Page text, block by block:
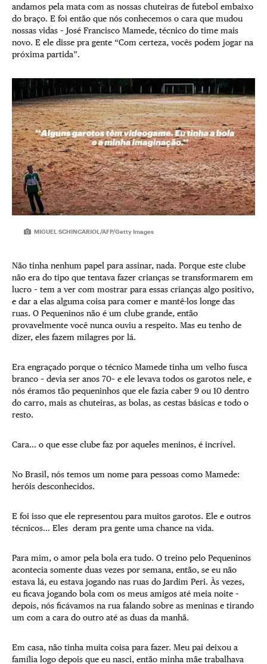
andamos pela mata com as nossas chuteiras de futebol embaixo
do braço. E foi então que nós conhecemos o cara que mudou
nossas vidas – José Francisco Mamede, técnico do time mais
novo. E ele disse pra gente “Com certeza, vocês podem jogar na
próxima partida”.
MIGUEL SCHINCARIOL/AFP/Getty Images
Não tinha nenhum papel para assinar, nada. Porque este clube
não era do tipo que tentava fazer crianças se transformarem em
lucro – tem a ver com mostrar para essas crianças algo positivo,
e dar a elas alguma coisa para comer e mantê-los longe das
ruas. O Pequeninos não é um clube grande, então
provavelmente você nunca ouviu a respeito. Mas eu tenho de
dizer, eles fazem milagres por lá.
Era engraçado porque o técnico Mamede tinha um velho fusca
branco – devia ser anos 70– e ele levava todos os garotos nele, e
nós éramos tão pequeninhos que ele fazia caber 9 ou 10 dentro
do carro, mais as chuteiras, as bolas, as cestas básicas e todo o
resto.
Cara… o que esse clube faz por aqueles meninos, é incrível.
No Brasil, nós temos um nome para pessoas como Mamede:
heróis desconhecidos.
E foi isso que ele representou para muitos garotos. Ele e outros
técnicos… Eles deram pra gente uma chance na vida.
Para mim, o amor pela bola era tudo. O treino pelo Pequeninos
acontecia somente duas vezes por semana, então, se eu não
estava lá, eu estava jogando nas ruas do Jardim Peri. Às vezes,
eu ficava jogando bola com os meus amigos até meia noite –
depois, nós ficávamos na rua falando sobre as meninas e tirando
um com a cara do outro até as duas da manhã.
Em casa, não tinha muita coisa para fazer. Meu pai deixou a
família logo depois que eu nasci, então minha mãe trabalhava